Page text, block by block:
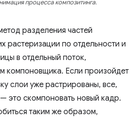
процесса композитинга.
разделения частей
растеризации по отдельности и
в отдельный поток,
компоновщика. Если произойдет
слои уже растрированы, все,
это скомпоновать новый кадр.
таким же образом,